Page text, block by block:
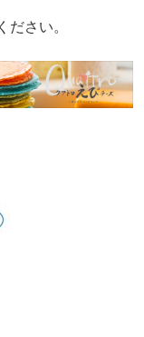
ださい。